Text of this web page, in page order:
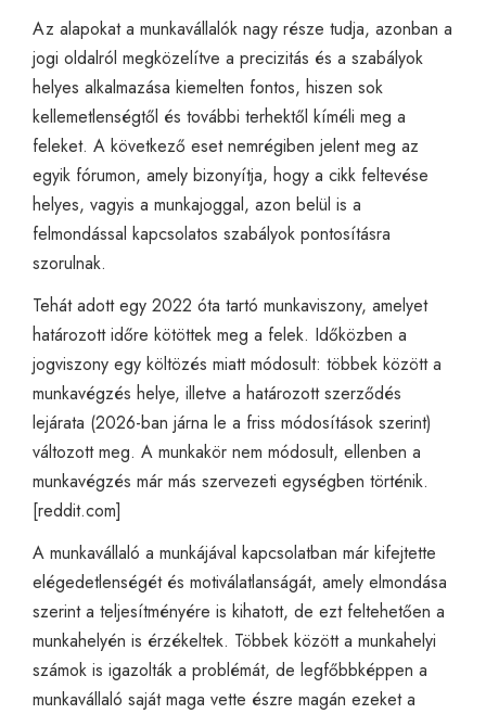
Az alapokat a munkavállalók nagy része tudja, azonban a
jogi oldalról megközelítve a precizitás és a szabályok
helyes alkalmazása kiemelten fontos, hiszen sok
kellemetlenségtől és további terhektől kíméli meg a
feleket. A következő eset nemrégiben jelent meg az
egyik fórumon, amely bizonyítja, hogy a cikk feltevése
helyes, vagyis a munkajoggal, azon belül is a
felmondással kapcsolatos szabályok pontosításra
szorulnak.
Tehát adott egy 2022 óta tartó munkaviszony, amelyet
határozott időre kötöttek meg a felek. Időközben a
jogviszony egy költözés miatt módosult: többek között a
munkavégzés helye, illetve a határozott szerződés
lejárata (2026-ban járna le a friss módosítások szerint)
változott meg. A munkakör nem módosult, ellenben a
munkavégzés már más szervezeti egységben történik.
[reddit.com]
A munkavállaló a munkájával kapcsolatban már kifejtette
elégedetlenségét és motiválatlanságát, amely elmondása
szerint a teljesítményére is kihatott, de ezt feltehetően a
munkahelyén is érzékeltek. Többek között a munkahelyi
számok is igazolták a problémát, de legfőbbképpen a
munkavállaló saját maga vette észre magán ezeket a